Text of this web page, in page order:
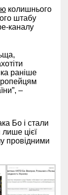
колишнього
штабу
каналу
раніше
–
Бо і стали
цієї
провідними